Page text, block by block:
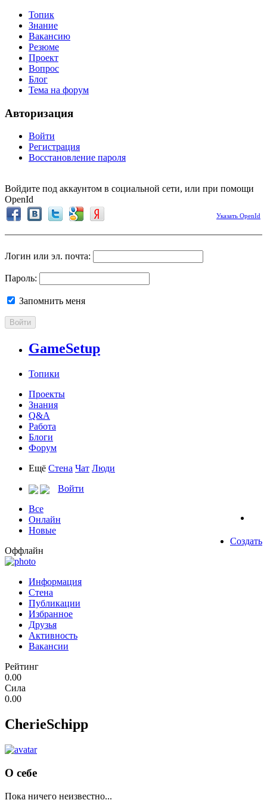
Топик
Знание
Вакансию
Резюме
Проект
Вопрос
Блог
Тема на форум
Авторизация
Войти
Регистрация
Восстановление пароля
Войдите под аккаунтом в социальной сети, или при помощи
OpenId
Указать OpenId
Логин или эл. почта:
Пароль:
Запомнить меня
Войти
GameSetup
Топики
Проекты
Знания
Q&A
Работа
Блоги
Форум
Ещё Стена Чат Люди
Войти
Все
Онлайн
Новые
Создать
Оффлайн
Информация
Стена
Публикации
Избранное
Друзья
Активность
Вакансии
Рейтинг
0.00
Сила
0.00
CherieSchipp
О себе
Пока ничего неизвестно...